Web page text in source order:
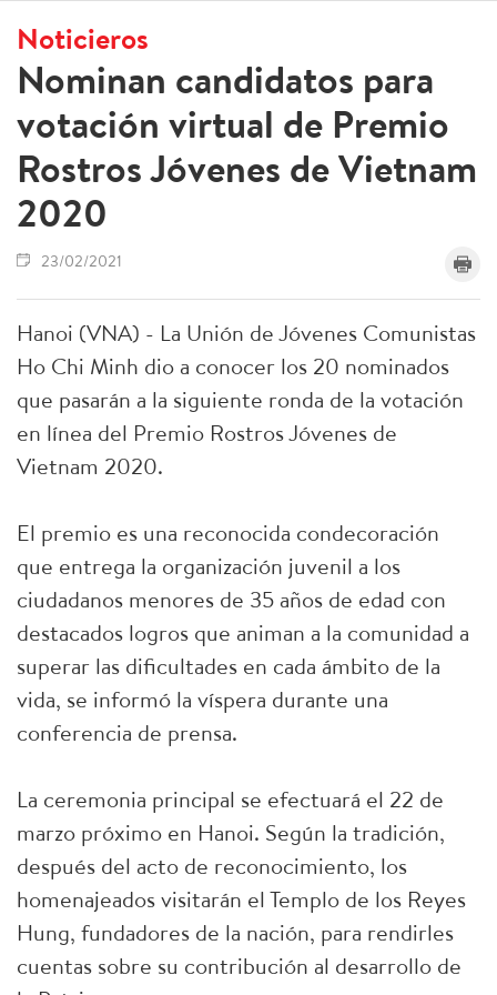
Noticieros
Nominan candidatos para
votación virtual de Premio
Rostros Jóvenes de Vietnam
2020
23/02/2021
Hanoi (VNA) - La Unión de Jóvenes Comunistas
Ho Chi Minh dio a conocer los 20 nominados
que pasarán a la siguiente ronda de la votación
en línea del Premio Rostros Jóvenes de
Vietnam 2020.
El premio es una reconocida condecoración
que entrega la organización juvenil a los
ciudadanos menores de 35 años de edad con
destacados logros que animan a la comunidad a
superar las dificultades en cada ámbito de la
vida, se informó la víspera durante una
conferencia de prensa.
La ceremonia principal se efectuará el 22 de
marzo próximo en Hanoi. Según la tradición,
después del acto de reconocimiento, los
homenajeados visitarán el Templo de los Reyes
Hung, fundadores de la nación, para rendirles
cuentas sobre su contribución al desarrollo de